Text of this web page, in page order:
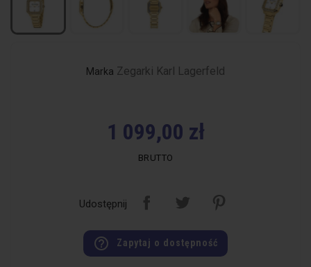
Marka Zegarki Karl Lagerfeld
1 099,00 zł
BRUTTO
Udostępnij
help_outline Zapytaj o dostępność